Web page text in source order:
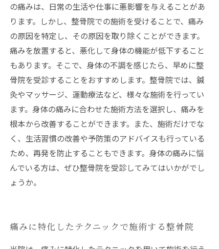
の痛みは、日常の生活や仕事に悪影響を与えることがあ
ります。しかし、整骨院での施術を受けることで、痛み
の原因を特定し、その原因を取り除くことができます。
痛みを放置すると、悪化して身体の機能が低下すること
もあります。そこで、身体の不調を感じたら、早めに整
骨院を受診することをおすすめします。整骨院では、鍼
灸やマッサージ、運動療法など、様々な施術を行ってい
ます。身体の痛みに合わせた施術方法を選択し、痛みを
根本から改善することができます。また、施術だけでな
く、生活習慣の改善や予防策のアドバイスも行っている
ため、再発を防止することもできます。身体の痛みに悩
んでいる方は、ぜひ整骨院を受診してみてはいかがでし
ょうか。
痛みに特化したテクニックで施術する整骨院